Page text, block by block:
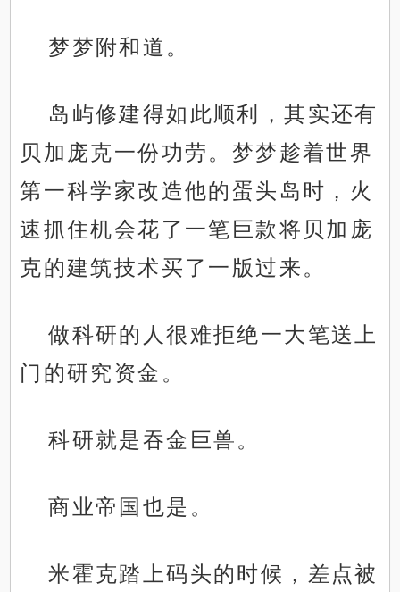
梦梦附和道。
岛屿修建得如此顺利，其实还有
贝加庞克一份功劳。梦梦趁着世界
第一科学家改造他的蛋头岛时，火
速抓住机会花了一笔巨款将贝加庞
克的建筑技术买了一版过来。
做科研的人很难拒绝一大笔送上
门的研究资金。
科研就是吞金巨兽。
商业帝国也是。
米霍克踏上码头的时候，差点被